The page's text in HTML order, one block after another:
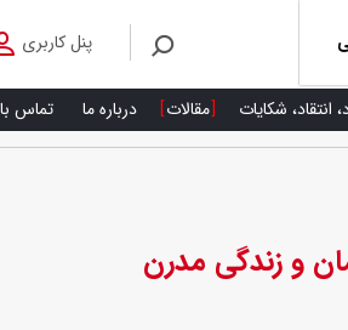
پنل کاربری
انتقاد، شکایات مقالات درباره ما تماس
و زندگی مدرن